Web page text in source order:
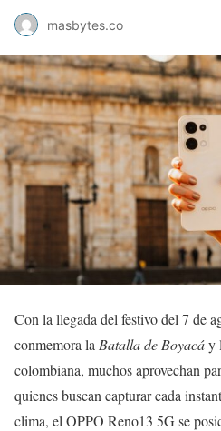
masbytes.co
Con la llegada del festivo del 7 de
conmemora la Batalla de Boyacáy
colombiana, muchos aprovechan
quienes buscan capturar cada
clima, el OPPO Reno13 5G se